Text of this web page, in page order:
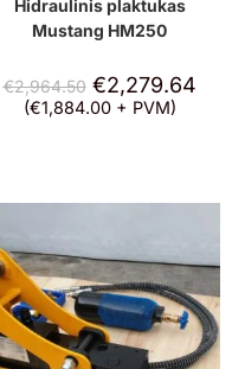
Hidraulinis plaktukas
Mustang HM250
€2,964.50 €2,279.64
(€1,884.00+ PVM)